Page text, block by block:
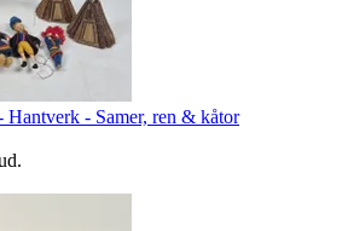
Hantverk - Samer, ren & kåtor
.